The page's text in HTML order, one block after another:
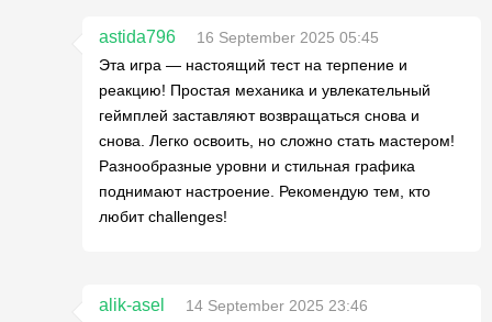
astida796
16 September 2025 05:45
Эта игра — настоящий тест на терпение и
реакцию! Простая механика и увлекательный
геймплей заставляют возвращаться снова и
снова. Легко освоить, но сложно стать мастером!
Разнообразные уровни и стильная графика
поднимают настроение. Рекомендую тем, кто
любит challenges!
alik-asel
14 September 2025 23:46